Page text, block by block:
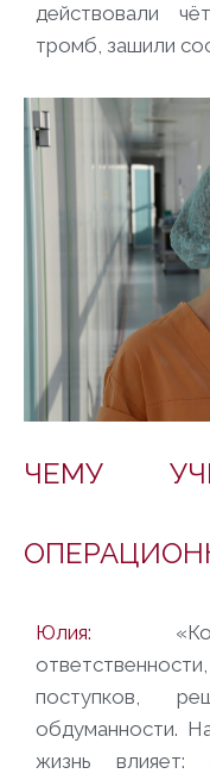
действовали
тромб, зашили
ЧЕМУ
Юлия:
поступков,
обдуманности.
жизнь